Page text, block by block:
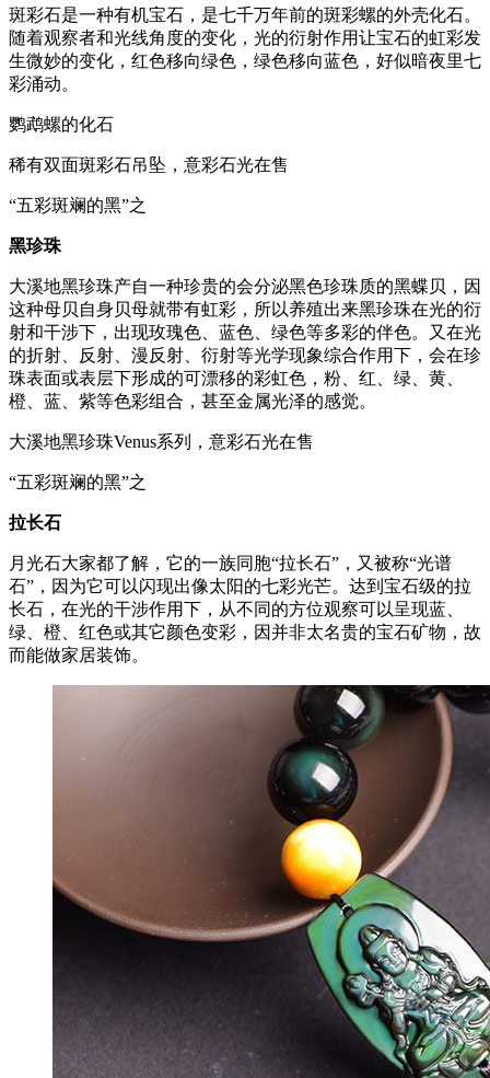
斑彩石是一种有机宝石，是七千万年前的斑彩螺的外壳化石。
随着观察者和光线角度的变化，光的衍射作用让宝石的虹彩发
生微妙的变化，红色移向绿色，绿色移向蓝色，好似暗夜里七
彩涌动。
鹦鹉螺的化石
稀有双面斑彩石吊坠，意彩石光在售
“五彩斑斓的黑”之
黑珍珠
大溪地黑珍珠产自一种珍贵的会分泌黑色珍珠质的黑蝶贝，因
这种母贝自身贝母就带有虹彩，所以养殖出来黑珍珠在光的衍
射和干涉下，出现玫瑰色、蓝色、绿色等多彩的伴色。又在光
的折射、反射、漫反射、衍射等光学现象综合作用下，会在珍
珠表面或表层下形成的可漂移的彩虹色，粉、红、绿、黄、
橙、蓝、紫等色彩组合，甚至金属光泽的感觉。
大溪地黑珍珠Venus系列，意彩石光在售
“五彩斑斓的黑”之
拉长石
月光石大家都了解，它的一族同胞“拉长石”，又被称“光谱
石”，因为它可以闪现出像太阳的七彩光芒。达到宝石级的拉
长石，在光的干涉作用下，从不同的方位观察可以呈现蓝、
绿、橙、红色或其它颜色变彩，因并非太名贵的宝石矿物，故
而能做家居装饰。